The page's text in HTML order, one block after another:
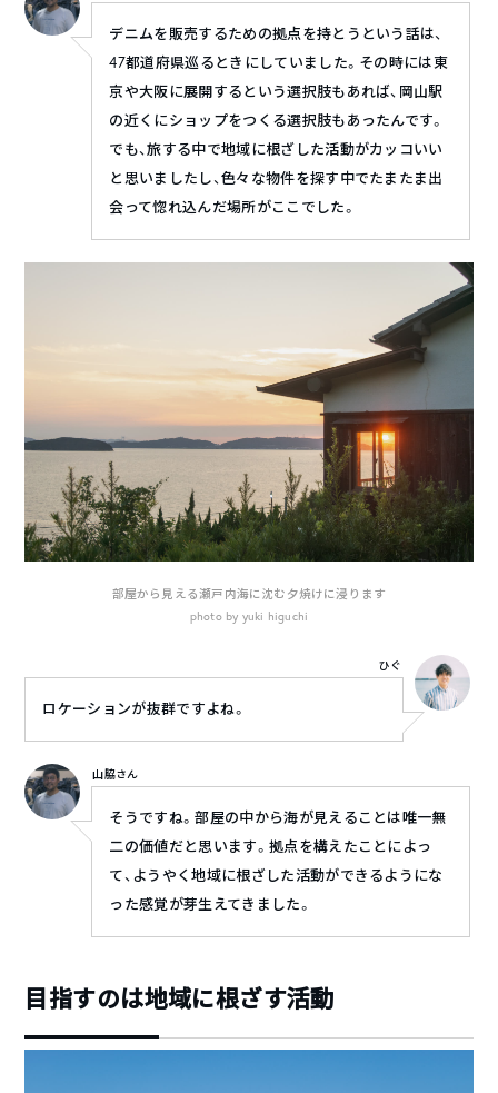
デニムを販売するための拠点を持とうという話は、
47都道府県巡るときにしていました。その時には東
京や大阪に展開するという選択肢もあれば、岡山駅
の近くにショップをつくる選択肢もあったんです。
でも、旅する中で地域に根ざした活動がカッコいい
と思いましたし、色々な物件を探す中でたまたま出
会って惚れ込んだ場所がここでした。
部屋から見える瀬戸内海に沈む夕焼けに浸ります
photo by yuki higuchi
ロケーションが抜群ですよね。
ひぐ
山脇さん
そうですね。部屋の中から海が見えることは唯一無
二の価値だと思います。拠点を構えたことによっ
て、ようやく地域に根ざした活動ができるようにな
った感覚が芽生えてきました。
目指すのは地域に根ざす活動